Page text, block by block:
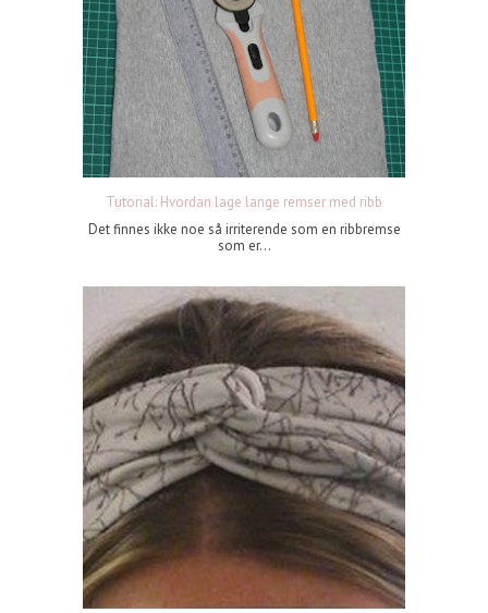
Tutorial: Hvordan lage lange remser med ribb
Det finnes ikke noe så irriterende som en ribbremse
som er...